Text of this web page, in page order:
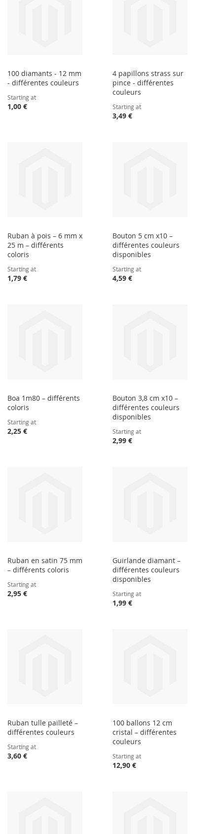
100 diamants - 12 mm
- différentes couleurs
Starting at
1,00 €
4 papillons strass sur
pince - différentes
couleurs
Starting at
3,49 €
Ruban à pois – 6 mm x
25 m – différents
coloris
Starting at
1,79 €
Bouton 5 cm x10 –
différentes couleurs
disponibles
Starting at
4,59 €
Boa 1m80 – différents
coloris
Starting at
2,25 €
Bouton 3,8 cm x10 –
différentes couleurs
disponibles
Starting at
2,99 €
Ruban en satin 75 mm
– différents coloris
Starting at
2,95 €
Guirlande diamant –
différentes couleurs
disponibles
Starting at
1,99 €
Ruban tulle pailleté –
différentes couleurs
Starting at
3,60 €
100 ballons 12 cm
cristal – différentes
couleurs
Starting at
12,90 €